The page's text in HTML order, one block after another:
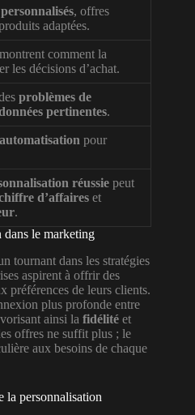
, offres
adaptées.
comment la
les décisions d’achat.
problèmes de
pertinentes.
pour
réussie peut
d’affaires et
.
dans le marketing
tournant dans les stratégies
aspirent à offrir des
préférences de leurs clients.
plus profonde entre
ainsi la fidélité et
offres ne suffit plus ; le
aux besoins de chaque
la personnalisation